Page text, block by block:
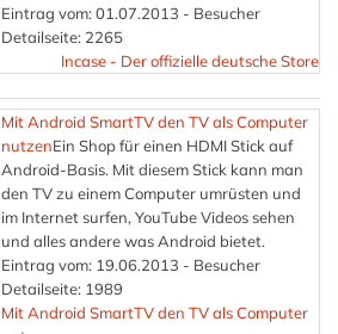
Eintrag vom: 01.07.2013 - Besucher
Detailseite: 2265
Incase - Der offizielle deutsche Store
Mit Android SmartTV den TV als Computer
nutzenEin Shop für einen HDMI Stick auf
Android-Basis. Mit diesem Stick kann man
den TV zu einem Computer umrüsten und
im Internet surfen, YouTube Videos sehen
und alles andere was Android bietet.
Eintrag vom: 19.06.2013 - Besucher
Detailseite: 1989
Mit Android SmartTV den TV als Computer